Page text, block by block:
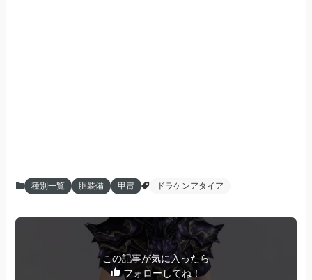
種別一覧 胴装備 甲冑 ドラケンアタイア
この記事が気に入ったら
フォローしてね！